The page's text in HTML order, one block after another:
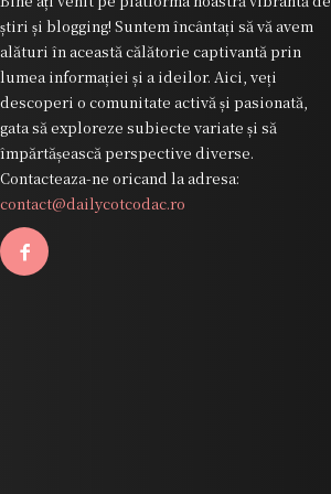
știri și blogging! Suntem încântați să vă avem
alături în această călătorie captivantă prin
lumea informației și a ideilor. Aici, veți
descoperi o comunitate activă și pasionată,
gata să exploreze subiecte variate și să
împărtășească perspective diverse.
Contacteaza-ne oricand la adresa:
contact@dailycotcodac.ro